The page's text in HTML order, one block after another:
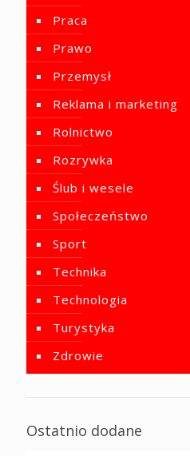
Praca
Prawo
Przemysł
Reklama i marketing
Rolnictwo
Rozrywka
Ślub i wesele
Społeczeństwo
Sport
Technika
Technologia
Turystyka
Zdrowie
Ostatnio dodane